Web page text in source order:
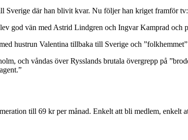
Sverige där han blivit kvar. Nu följer han kriget framför
god vän med Astrid Lindgren och Ingvar Kamprad och
hustrun Valentina tillbaka till Sverige och
och våndas över Rysslands brutala övergrepp på
till 69 kr per månad. Enkelt att bli medlem, enkelt